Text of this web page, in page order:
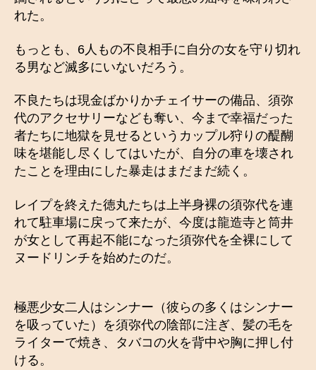
れた。
もっとも、6人もの不良相手に自分の女を守り切れ
る男など滅多にいないだろう。
不良たちは現金ばかりかチェイサーの備品、須弥
代のアクセサリーなども奪い、今まで幸福だった
者たちに地獄を見せるというカップル狩りの醍醐
味を堪能し尽くしてはいたが、自分の車を壊され
たことを理由にした暴走はまだまだ続く。
レイプを終えた徳丸たちは上半身裸の須弥代を連
れて駐車場に戻って来たが、今度は龍造寺と筒井
が女として再起不能になった須弥代を全裸にして
ヌードリンチを始めたのだ。
極悪少女二人はシンナー（彼らの多くはシンナー
を吸っていた）を須弥代の陰部に注ぎ、髪の毛を
ライターで焼き、タバコの火を背中や胸に押し付
ける。